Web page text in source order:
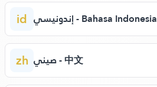
id إندونيسي - Bahasa Indonesia
zh صيني - 中文